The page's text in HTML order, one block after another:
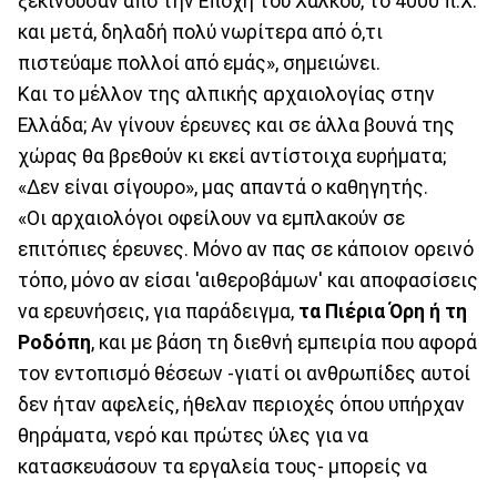
και μετά, δηλαδή πολύ νωρίτερα από ό,τι
πιστεύαμε πολλοί από εμάς», σημειώνει.
Και το μέλλον της αλπικής αρχαιολογίας στην
Ελλάδα; Αν γίνουν έρευνες και σε άλλα βουνά της
χώρας θα βρεθούν κι εκεί αντίστοιχα ευρήματα;
«Δεν είναι σίγουρο», μας απαντά ο καθηγητής.
«Οι αρχαιολόγοι οφείλουν να εμπλακούν σε
επιτόπιες έρευνες. Μόνο αν πας σε κάποιον ορεινό
τόπο, μόνο αν είσαι 'αιθεροβάμων' και αποφασίσεις
να ερευνήσεις, για παράδειγμα, τα Πιέρια Όρη ή τη
Ροδόπη, και με βάση τη διεθνή εμπειρία που αφορά
τον εντοπισμό θέσεων -γιατί οι ανθρωπίδες αυτοί
δεν ήταν αφελείς, ήθελαν περιοχές όπου υπήρχαν
θηράματα, νερό και πρώτες ύλες για να
κατασκευάσουν τα εργαλεία τους- μπορείς να